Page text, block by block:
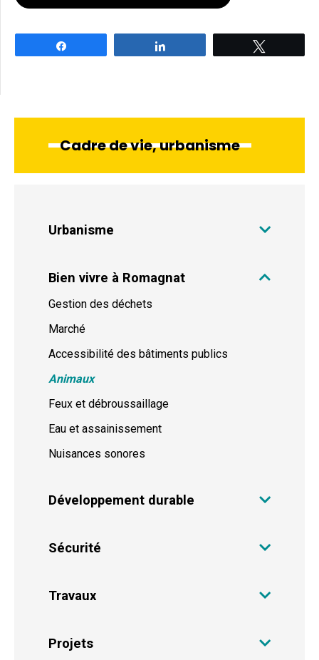
Cadre de vie, urbanisme
Urbanisme
Bien vivre à Romagnat
Gestion des déchets
Marché
Accessibilité des bâtiments publics
Animaux
Feux et débroussaillage
Eau et assainissement
Nuisances sonores
Développement durable
Sécurité
Travaux
Projets